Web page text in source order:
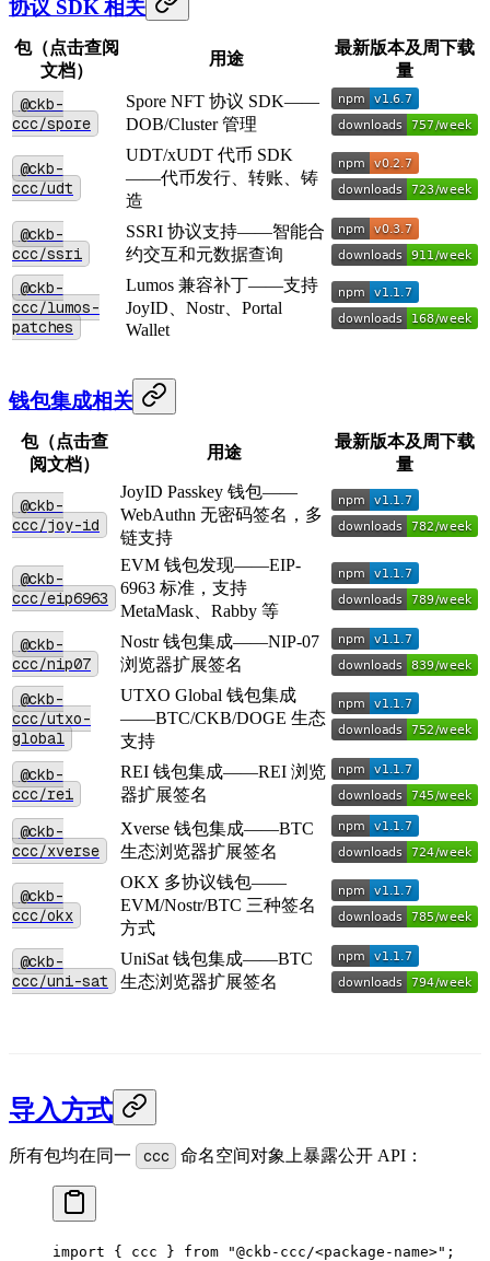
协议 SDK 相关
包（点击查阅
文档）
用途
最新版本及周下载
量
@ckb-
ccc/spore
Spore NFT 协议 SDK——
DOB/Cluster 管理
@ckb-
ccc/udt
UDT/xUDT 代币 SDK
——代币发行、转账、铸
造
@ckb-
ccc/ssri
SSRI 协议支持——智能合
约交互和元数据查询
@ckb-
ccc/lumos-
patches
Lumos 兼容补丁——支持
JoyID、Nostr、Portal
Wallet
钱包集成相关
包（点击查
阅文档）
用途
最新版本及周下载
量
@ckb-
ccc/joy-id
JoyID Passkey 钱包——
WebAuthn 无密码签名，多
链支持
@ckb-
ccc/eip6963
EVM 钱包发现——EIP-
6963 标准，支持
MetaMask、Rabby 等
@ckb-
ccc/nip07
Nostr 钱包集成——NIP-07
浏览器扩展签名
@ckb-
ccc/utxo-
global
UTXO Global 钱包集成
——BTC/CKB/DOGE 生态
支持
@ckb-
ccc/rei
REI 钱包集成——REI 浏览
器扩展签名
@ckb-
ccc/xverse
Xverse 钱包集成——BTC
生态浏览器扩展签名
@ckb-
ccc/okx
OKX 多协议钱包——
EVM/Nostr/BTC 三种签名
方式
@ckb-
ccc/uni-sat
UniSat 钱包集成——BTC
生态浏览器扩展签名
导入方式
所有包均在同一 ccc 命名空间对象上暴露公开 API：
import { ccc } from "@ckb-ccc/<package-name>" ;